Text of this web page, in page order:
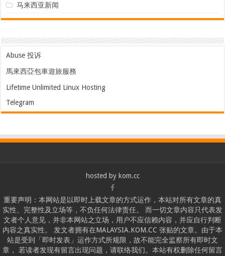
马来西亚新闻
Abuse 投诉
馬來西亞包車遊旅服務
Lifetime Unlimited Linux Hosting
Telegram
hosted by kom.cc
重要声明：本网站是以即时上载文章的方式运作，本站对所有文章的真
实性、完整性及立场等，不负任何法律责任。 而一切文章内容只代表发
文者个人意见，并非本网站之立场，用户不应信赖内容，并应自行判断
内容之真实性。 发文者拥有在MALAYSIA.KOM.CC 张贴的文章。由于本
站是受到「即时发表」运作方式所规限，故不能完全监察所有即时文
章， 若读者发现有留言出现问题，请联络我们。本站有权删除任何留言